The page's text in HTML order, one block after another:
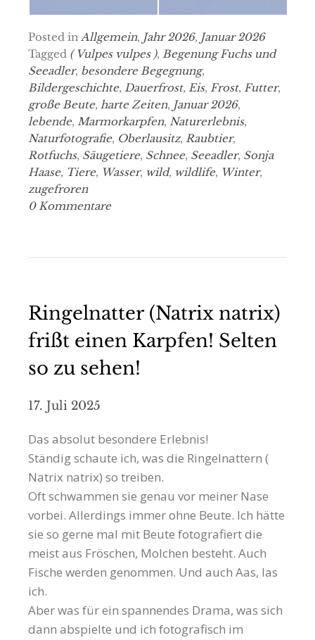
Posted in Allgemein, Jahr 2026, Januar 2026
Tagged ( Vulpes vulpes ), Begenung Fuchs und
Seeadler, besondere Begegnung,
Bildergeschichte, Dauerfrost, Eis, Frost, Futter,
große Beute, harte Zeiten, Januar 2026,
lebende, Marmorkarpfen, Naturerlebnis,
Naturfotografie, Oberlausitz, Raubtier,
Rotfuchs, Säugetiere, Schnee, Seeadler, Sonja
Haase, Tiere, Wasser, wild, wildlife, Winter,
zugefroren
0 Kommentare
Ringelnatter (Natrix natrix)
frißt einen Karpfen! Selten
so zu sehen!
17. Juli 2025
Das absolut besondere Erlebnis!
Ständig schaute ich, was die Ringelnattern (
Natrix natrix) so treiben.
Oft schwammen sie genau vor meiner Nase
vorbei. Allerdings immer ohne Beute. Ich hätte
sie so gerne mal mit Beute fotografiert die
meist aus Fröschen, Molchen besteht. Auch
Fische werden genommen. Und auch Aas, las
ich.
Aber was für ein spannendes Drama, was sich
dann abspielte und ich fotografisch im